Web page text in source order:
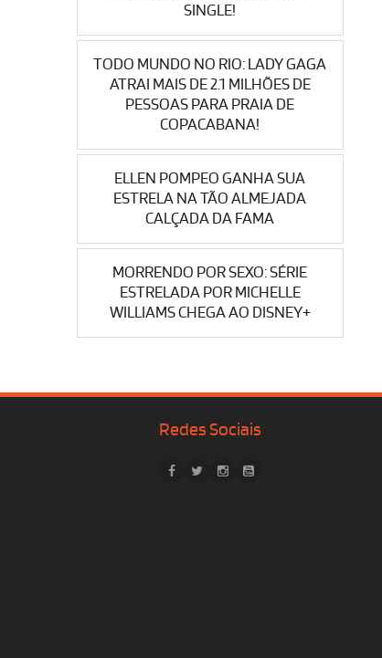
SINGLE!
TODO MUNDO NO RIO: LADY GAGA
ATRAI MAIS DE 2.1 MILHÕES DE
PESSOAS PARA PRAIA DE
COPACABANA!
ELLEN POMPEO GANHA SUA
ESTRELA NA TÃO ALMEJADA
CALÇADA DA FAMA
MORRENDO POR SEXO: SÉRIE
ESTRELADA POR MICHELLE
WILLIAMS CHEGA AO DISNEY+
Redes Sociais